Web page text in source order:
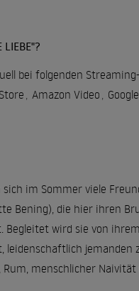
LIEBE"?
bei folgenden
Amazon Video
im Sommer viele
Bening), die hier ihren
Begleitet wird sie von
jemanden
menschlicher